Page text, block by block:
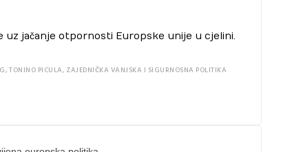
jačanje otpornosti Europske unije u cjelini.
,TONINO PICULA, ZAJEDNIČKA VANJSKA I SIGURNOSNA POLITIKA